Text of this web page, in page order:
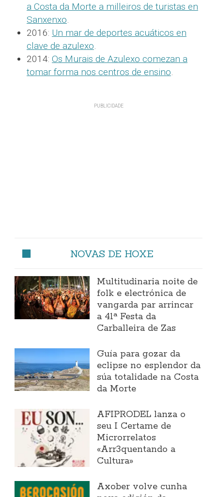
a Costa da Morte a milleiros de turistas en
Sanxenxo.
2016: Un mar de deportes acuáticos en
clave de azulexo.
2014: Os Murais de Azulexo comezan a
tomar forma nos centros de ensino.
NOVAS DE HOXE
Multitudinaria noite de
folk e electrónica de
vangarda par arrincar
a 41ª Festa da
Carballeira de Zas
Guía para gozar da
eclipse no esplendor da
súa totalidade na Costa
da Morte
AFIPRODEL lanza o
seu I Certame de
Microrrelatos
«Arr3quentando a
Cultura»
Axober volve cunha